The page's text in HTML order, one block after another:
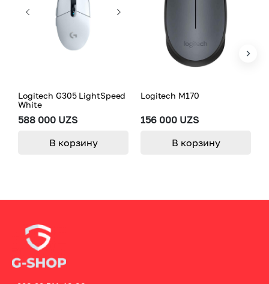
588 000 UZS
Logitech G305 LightSpeed
White
В корзину
156 000 UZS
Logitech M170
В корзину